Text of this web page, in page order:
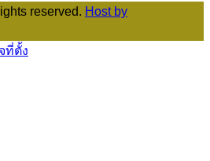
reserved. Host by
ที่ตั้ง